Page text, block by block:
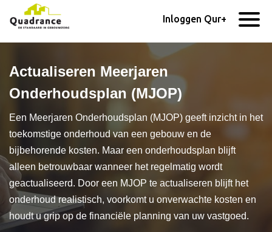
Inloggen Qur+
Actualiseren Meerjaren
Onderhoudsplan (MJOP)
Een Meerjaren Onderhoudsplan (MJOP) geeft inzicht in het
toekomstige onderhoud van een gebouw en de
bijbehorende kosten. Maar een onderhoudsplan blijft
alleen betrouwbaar wanneer het regelmatig wordt
geactualiseerd. Door een MJOP te actualiseren blijft het
onderhoud realistisch, voorkomt u onverwachte kosten en
houdt u grip op de financiële planning van uw vastgoed.